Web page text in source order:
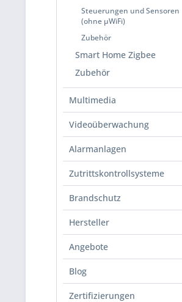
Steuerungen und Sensoren
(ohne μWiFi)
Zubehör
Smart Home Zigbee
Zubehör
Multimedia
Videoüberwachung
Alarmanlagen
Zutrittskontrollsysteme
Brandschutz
Hersteller
Angebote
Blog
Zertifizierungen